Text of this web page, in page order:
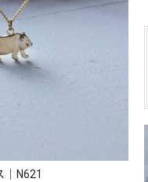
｜N621